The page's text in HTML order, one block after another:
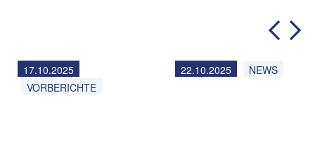
17.10.2025
VORBERICHTE
22.10.2025 NEWS